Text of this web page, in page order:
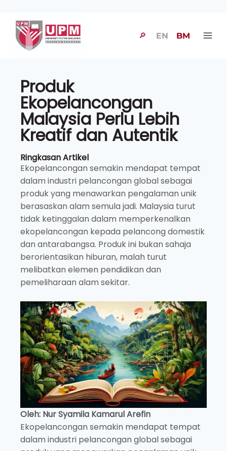
🔎 EN BM
Produk
Ekopelancongan
Malaysia Perlu Lebih
Kreatif dan Autentik
Ringkasan Artikel
Ekopelancongan semakin mendapat tempat
dalam industri pelancongan global sebagai
produk yang menawarkan pengalaman unik
berasaskan alam semula jadi. Malaysia turut
tidak ketinggalan dalam memperkenalkan
ekopelancongan kepada pelancong domestik
dan antarabangsa. Produk ini bukan sahaja
berorientasikan hiburan, malah turut
melibatkan elemen pendidikan dan
pemeliharaan alam sekitar.
Oleh: Nur Syamila Kamarul Arefin
Ekopelancongan semakin mendapat tempat
dalam industri pelancongan global sebagai